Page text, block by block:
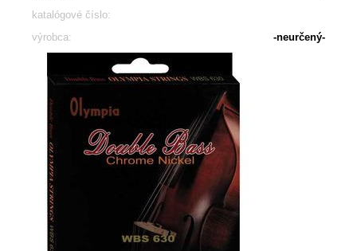
katalógové číslo:
výrobca:
-neurčený-